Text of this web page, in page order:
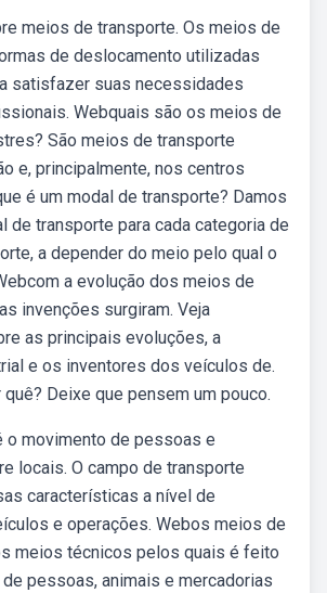
meios de transporte. Os meios de
de deslocamento utilizadas
satisfazer suas necessidades
Webquais são os meios de
São meios de transporte
e, principalmente, nos centros
é um modal de transporte? Damos
de transporte para cada categoria de
a depender do meio pelo qual o
a evolução dos meios de
invenções surgiram. Veja
as principais evoluções, a
e os inventores dos veículos de.
quê? Deixe que pensem um pouco.
o movimento de pessoas e
locais. O campo de transporte
características a nível de
e operações. Webos meios de
meios técnicos pelos quais é feito
pessoas, animais e mercadorias